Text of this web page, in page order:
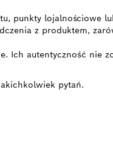
punkty lojalnościowe
z produktem,
Ich autentyczność nie
pytań.